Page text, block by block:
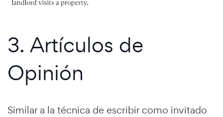
3. Artículos de
Opinión
Similar a la técnica de escribir como invitado